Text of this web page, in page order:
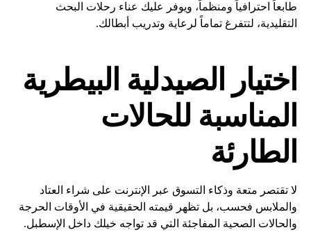
طابعاً احترافياً ومنظماً، ويوفر عليك عناء رحلات البحث
التقليدية، لتتفرغ تماماً لرعاية وتدريب أبطالك.
اختيار الصيدلية البيطرية
المناسبة للحالات
الطارئة
لا تقتصر متعة وذكاء التسوق عبر الإنترنت على شراء العتاد
والملابس فحسب، بل تظهر قيمته الحقيقية في الأوقات الحرجة
والحالات الصحية المفاجئة التي قد تواجه خيلك داخل الإسطبل.